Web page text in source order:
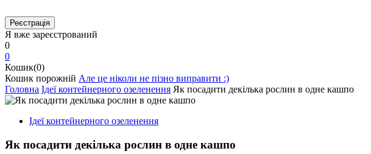
Я вже зареєстрований
0
0
Кошик(0)
Кошик порожній Але це ніколи не пізно виправити :)
Головна Ідеї контейнерного озеленення Як посадити декілька рослин в одне кашпо
Ідеї контейнерного озеленення
Як посадити декілька рослин в одне кашпо